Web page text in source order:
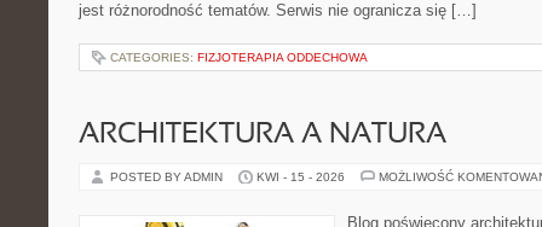
jest różnorodność tematów. Serwis nie ogranicza się […]
CATEGORIES: FIZJOTERAPIA ODDECHOWA
ARCHITEKTURA A NATURA
POSTED BY ADMIN KWI - 15 - 2026 MOŻLIWOŚĆ
Blog poświęcony